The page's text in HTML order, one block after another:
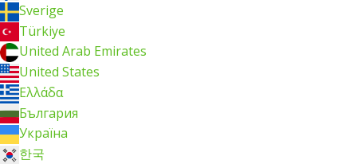
Sverige
Türkiye
United Arab Emirates
United States
Ελλάδα
България
Україна
한국